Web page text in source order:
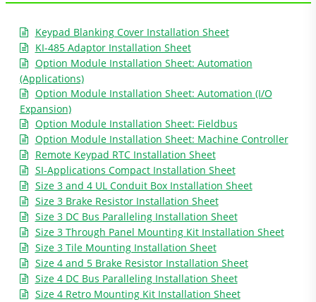
Keypad Blanking Cover Installation Sheet
KI-485 Adaptor Installation Sheet
Option Module Installation Sheet: Automation
(Applications)
Option Module Installation Sheet: Automation (I/O
Expansion)
Option Module Installation Sheet: Fieldbus
Option Module Installation Sheet: Machine Controller
Remote Keypad RTC Installation Sheet
SI-Applications Compact Installation Sheet
Size 3 and 4 UL Conduit Box Installation Sheet
Size 3 Brake Resistor Installation Sheet
Size 3 DC Bus Paralleling Installation Sheet
Size 3 Through Panel Mounting Kit Installation Sheet
Size 3 Tile Mounting Installation Sheet
Size 4 and 5 Brake Resistor Installation Sheet
Size 4 DC Bus Paralleling Installation Sheet
Size 4 Retro Mounting Kit Installation Sheet